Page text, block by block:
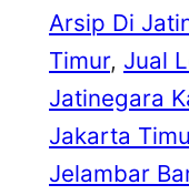
Arsip Di
Timur, Jual
Jatinegara
Jakarta
Jelambar